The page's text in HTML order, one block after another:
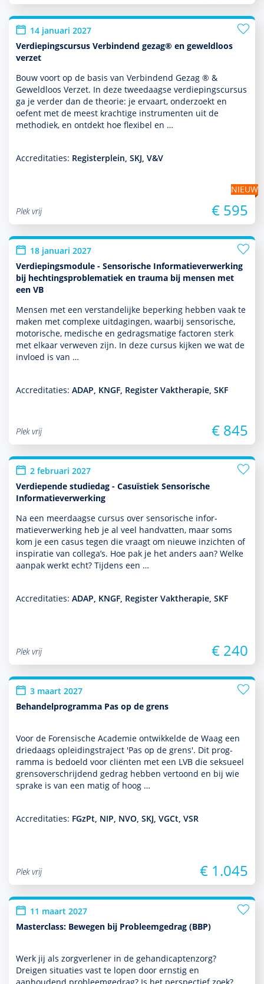
14 januari 2027
Verdiepingscursus Verbindend gezag® en geweldloos
verzet
Bouw voort op de basis van Verbindend Gezag ® &
Geweldloos Verzet. In deze tweedaagse verdiepingscursus
ga je verder dan de theorie: je ervaart, onder­zoekt en
oefent met de meest krachtige instru­men­ten uit de
metho­diek, en ontdekt hoe flexibel en …
Accreditaties: Registerplein, SKJ, V&V
NIEUW
Plek vrij
€ 595
18 januari 2027
Verdiepingsmodule - Sensorische Informatieverwerking
bij hechtingsproblematiek en trauma bij mensen met
een VB
Mensen met een ver­stande­lijke beper­king hebben vaak te
maken met complexe uitdagingen, waarbij sensorische,
motorische, medische en gedragsmatige factoren sterk
met elkaar verweven zijn. In deze cursus kijken we wat de
invloed is van …
Accreditaties: ADAP, KNGF, Register Vaktherapie, SKF
Plek vrij € 845
2 februari 2027
Verdiepende studiedag - Casuïstiek Sensorische
Informatieverwerking
Na een meerdaagse cursus over sensorische infor­
matieverwerking heb je al veel handvatten, maar soms
kom je een casus tegen die vraagt om nieuwe inzichten of
inspiratie van collega’s. Hoe pak je het anders aan? Welke
aanpak werkt echt? Tijdens een …
Accreditaties: ADAP, KNGF, Register Vaktherapie, SKF
Plek vrij € 240
3 maart 2027
Behandelprogramma Pas op de grens
Voor de Forensische Academie ontwik­kelde de Waag een
driedaags opleidingstraject 'Pas op de grens'. Dit prog­
ram­ma is bedoeld voor cliënten met een LVB die seksueel
grensoverschrijdend gedrag hebben vertoond en bij wie
sprake is van een matig of hoog …
Accreditaties: FGzPt, NIP, NVO, SKJ, VGCt, VSR
Plek vrij € 1.045
11 maart 2027
Masterclass: Bewegen bij Probleemgedrag (BBP)
Werk jij als zorgverlener in de gehandi­capten­zorg?
Dreigen situaties vast te lopen door ernstig en